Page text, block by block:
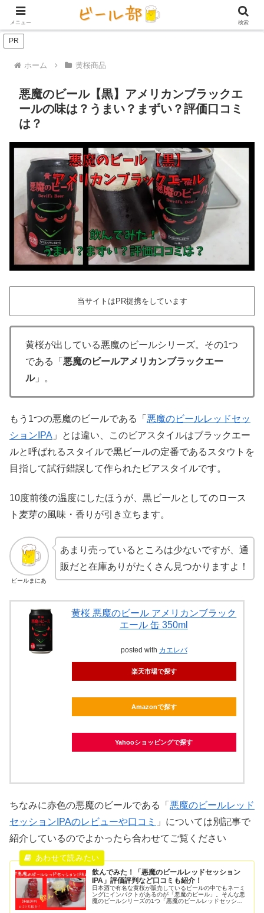
アイテム【ビール好き用】 家庭用ビー
PR
ホーム 黄桜商品
悪魔のビール【黒】アメリカンブラックエ
ールの味は？うまい？まずい？評価口コミ
は？
当サイトはPR提携をしています
黄桜が出している悪魔のビールシリーズ。その1つ
である「 悪魔のビールアメリカンブラックエー
ル」。
もう1つの悪魔のビールである「 悪魔のビールレッドセッ
ションIPA 」とは違い、このビアスタイルはブラックエー
ルと呼ばれるスタイルで黒ビールの定番であるスタウトを
目指して試行錯誤して作られたビアスタイルです。
10度前後の温度にしたほうが、黒ビールとしてのロース
ト麦芽の風味・香りが引き立ちます。
ビールまにあ
あまり売っているところは少ないですが、通
販だと在庫ありがたくさん見つかりますよ！
黄桜 悪魔のビール アメリカンブラック
エール 缶 350ml
posted with カエレバ
楽天市場で探す
Amazonで探す
Yahooショッピングで探す
ちなみに赤色の悪魔のビールである「 悪魔のビールレッド
セッションIPAのレビューや口コミ
」については別記事で
紹介しているのでよかったら合わせてご覧ください
飲んでみた！「悪魔のビールレッドセッション
IPA」評価評判など口コミも紹介！
日本酒で有名な黄桜が販売しているビールの中でもネーミ
ングにインパクトがあるのが「悪魔のビール」。そんな悪
魔のビールシリーズの1つ「悪魔のビールレッドセッショ
メニュー 検索